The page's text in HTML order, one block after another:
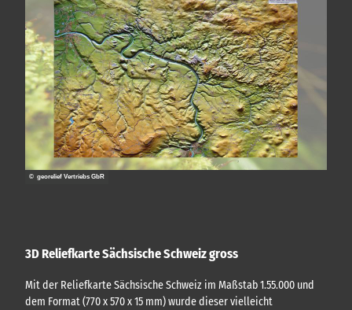
3D Reliefkarte Sächsische Schweiz gross
Mit der Reliefkarte Sächsische Schweiz im Maßstab 1.55.000 und
dem Format (770 x 570 x 15 mm) wurde dieser vielleicht
© georelief Vertriebs GbR